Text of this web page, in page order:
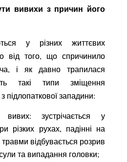
вивихи з причин його
у різних життєвих
від того, що спричинило
і як давно трапилася
такі типи зміщення
підлопаткової западини:
вивих: зустрічається у
різких рухах, падінні на
відбувається розрив
та випадання головки;